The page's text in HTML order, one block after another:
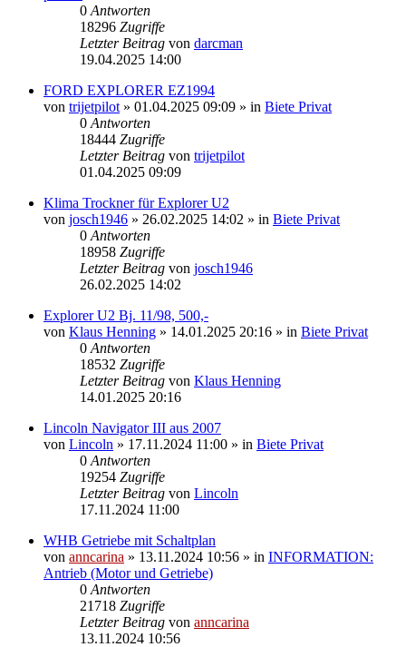
0 Antworten
18296 Zugriffe
Letzter Beitrag von darcman
19.04.2025 14:00
FORD EXPLORER EZ1994
von trijetpilot » 01.04.2025 09:09 » in Biete Privat
0 Antworten
18444 Zugriffe
Letzter Beitrag von trijetpilot
01.04.2025 09:09
Klima Trockner für Explorer U2
von josch1946 » 26.02.2025 14:02 » in Biete Privat
0 Antworten
18958 Zugriffe
Letzter Beitrag von josch1946
26.02.2025 14:02
Explorer U2 Bj. 11/98, 500,-
von Klaus Henning » 14.01.2025 20:16 » in Biete Privat
0 Antworten
18532 Zugriffe
Letzter Beitrag von Klaus Henning
14.01.2025 20:16
Lincoln Navigator III aus 2007
von Lincoln » 17.11.2024 11:00 » in Biete Privat
0 Antworten
19254 Zugriffe
Letzter Beitrag von Lincoln
17.11.2024 11:00
WHB Getriebe mit Schaltplan
von anncarina » 13.11.2024 10:56 » in INFORMATION:
Antrieb (Motor und Getriebe)
0 Antworten
21718 Zugriffe
Letzter Beitrag von anncarina
13.11.2024 10:56